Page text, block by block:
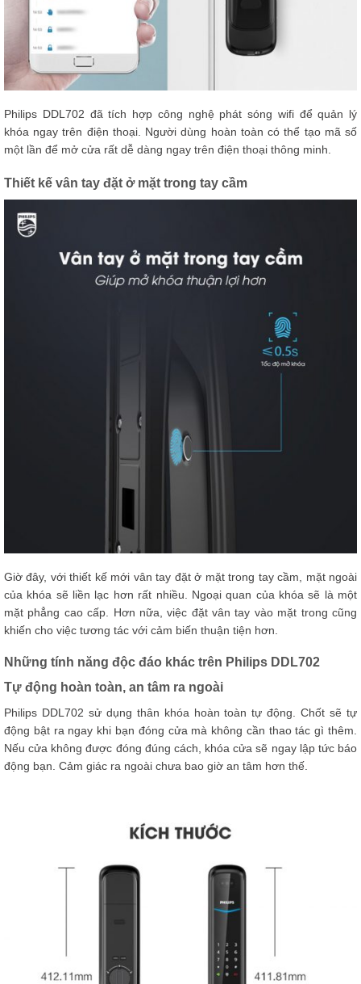
Philips DDL702 đã tích hợp công nghệ phát sóng wifi để quản lý
khóa ngay trên điện thoại. Người dùng hoàn toàn có thể tạo mã số
một lần để mở cửa rất dễ dàng ngay trên điện thoại thông minh.
Thiết kế vân tay đặt ở mặt trong tay cầm
Giờ đây, với thiết kế mới vân tay đặt ở mặt trong tay cầm, mặt ngoài
của khóa sẽ liền lạc hơn rất nhiều. Ngoại quan của khóa sẽ là một
mặt phẳng cao cấp. Hơn nữa, việc đặt vân tay vào mặt trong cũng
khiến cho việc tương tác với cảm biến thuận tiện hơn.
Những tính năng độc đáo khác trên Philips DDL702
Tự động hoàn toàn, an tâm ra ngoài
Philips DDL702 sử dụng thân khóa hoàn toàn tự động. Chốt sẽ tự
động bật ra ngay khi bạn đóng cửa mà không cần thao tác gì thêm.
Nếu cửa không được đóng đúng cách, khóa cửa sẽ ngay lập tức báo
động bạn. Cảm giác ra ngoài chưa bao giờ an tâm hơn thế.